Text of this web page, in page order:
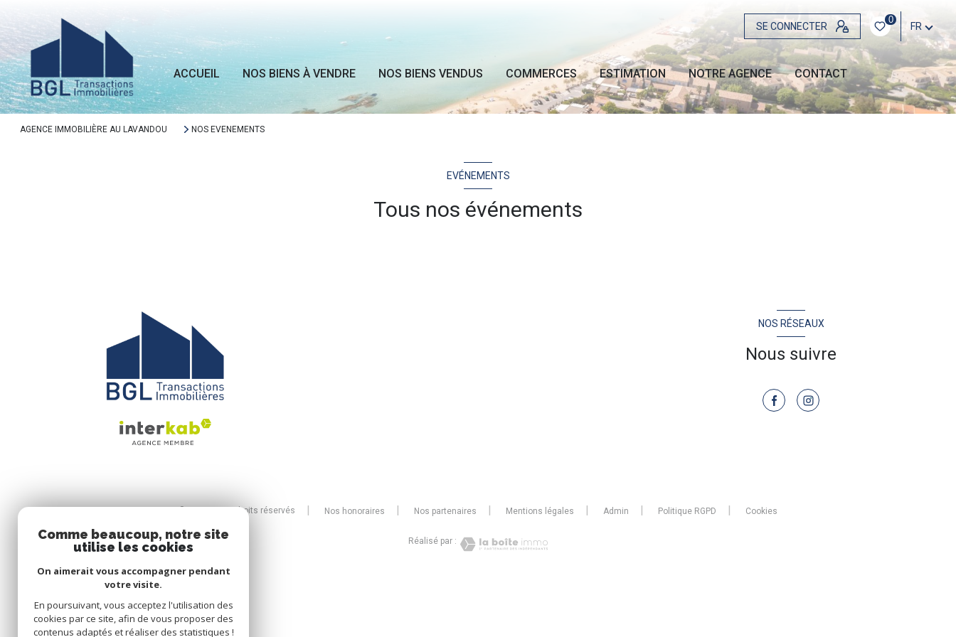
SE CONNECTER
0
FR
ACCUEIL NOS BIENS À VENDRE NOS BIENS VENDUS COMMERCES ESTIMATION NOTRE AGENCE CONTACT
AGENCE IMMOBILIÈRE AU LAVANDOU NOS EVENEMENTS
EVÉNEMENTS
Tous nos événements
NOS RÉSEAUX
Nous suivre
© 2026 | Tous droits réservés Nos honoraires Nos partenaires Mentions légales Admin Politique RGPD Cookies
Réalisé par :
Comme beaucoup, notre site
utilise les cookies
On aimerait vous accompagner pendant
votre visite.
En poursuivant, vous acceptez l'utilisation des
cookies par ce site, afin de vous proposer des
contenus adaptés et réaliser des statistiques !